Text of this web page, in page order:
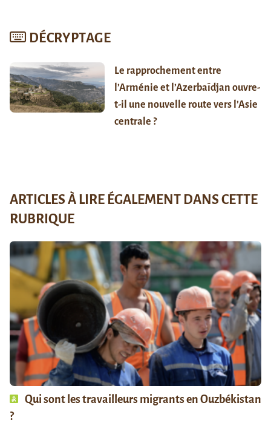
DÉCRYPTAGE
Le rapprochement entre
l’Arménie et l’Azerbaïdjan ouvre-
t-il une nouvelle route vers l’Asie
centrale ?
ARTICLES À LIRE ÉGALEMENT DANS CETTE
RUBRIQUE
Qui sont les travailleurs migrants en Ouzbékistan
?